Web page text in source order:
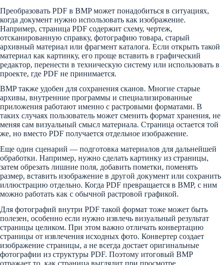
Преобразовать PDF в BMP может понадобиться в ситуациях,
когда документ нужно использовать как изображение.
Например, страница PDF содержит схему, чертеж,
отсканированную справку, фотографию товара, старый
архивный материал или фрагмент каталога. Если открыть такой
материал как картинку, его проще вставить в графический
редактор, перенести в техническую систему или использовать в
проекте, где PDF не принимается.
BMP также удобен для сохранения сканов. Многие старые
архивы, внутренние программы и специализированные
приложения работают именно с растровыми форматами. В
таких случаях пользователь может сменить формат хранения, не
меняя сам визуальный смысл материала. Страница остается той
же, но вместо PDF получается отдельное изображение.
Еще один сценарий — подготовка материалов для дальнейшей
обработки. Например, нужно сделать картинку из страницы,
затем обрезать лишние поля, добавить пометки, поменять
размер, вставить изображение в другой документ или сохранить
иллюстрацию отдельно. Когда PDF превращается в BMP, с ним
можно работать как с обычной растровой графикой.
Для фотографий внутри PDF такой формат тоже может быть
полезен, особенно если нужно извлечь визуальный результат
страницы целиком. При этом важно отличать конвертацию
страницы от извлечения исходных фото. Конвертер создает
изображение страницы, а не всегда достает оригинальные
фотографии из структуры PDF. Поэтому итоговый BMP
отражает то, как страница выглядит при просмотре.